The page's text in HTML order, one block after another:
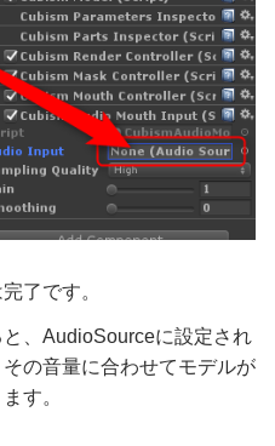
了です。
、AudioSourceに設定され
の音量に合わせてモデルが
す。